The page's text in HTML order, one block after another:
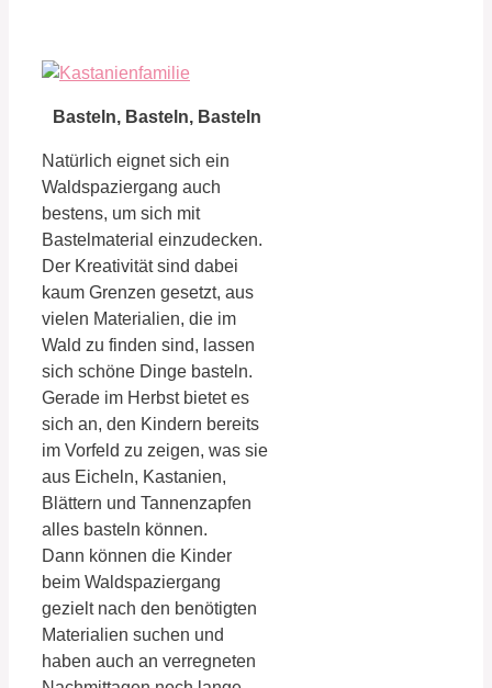
Basteln, Basteln, Basteln
Natürlich eignet sich ein
Waldspaziergang auch
bestens, um sich mit
Bastelmaterial einzudecken.
Der Kreativität sind dabei
kaum Grenzen gesetzt, aus
vielen Materialien, die im
Wald zu finden sind, lassen
sich schöne Dinge basteln.
Gerade im Herbst bietet es
sich an, den Kindern bereits
im Vorfeld zu zeigen, was sie
aus Eicheln, Kastanien,
Blättern und Tannenzapfen
alles basteln können.
Dann können die Kinder
beim Waldspaziergang
gezielt nach den benötigten
Materialien suchen und
haben auch an verregneten